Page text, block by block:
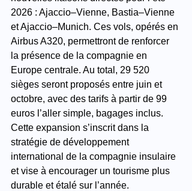
2026 : Ajaccio–Vienne, Bastia–Vienne
et Ajaccio–Munich. Ces vols, opérés en
Airbus A320, permettront de renforcer
la présence de la compagnie en
Europe centrale. Au total, 29 520
sièges seront proposés entre juin et
octobre, avec des tarifs à partir de 99
euros l’aller simple, bagages inclus.
Cette expansion s’inscrit dans la
stratégie de développement
international de la compagnie insulaire
et vise à encourager un tourisme plus
durable et étalé sur l’année.